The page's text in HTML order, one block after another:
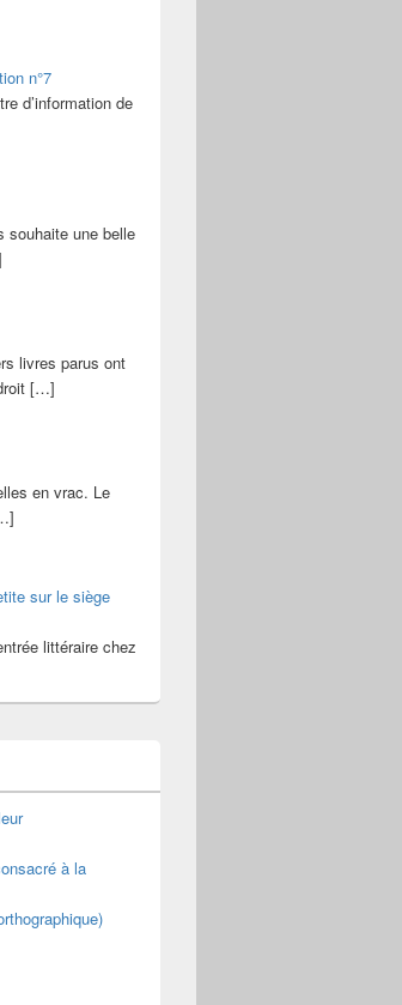
n°7
d’information de
souhaite une belle
livres parus ont
[…]
en vrac. Le
sur le siège
littéraire chez
à la